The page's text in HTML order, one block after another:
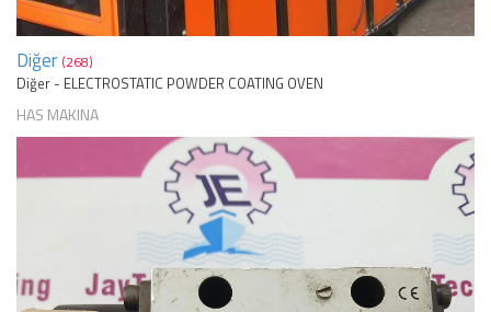
Diğer (268)
Diğer - ELECTROSTATIC POWDER COATING OVEN
HAS MAKINA